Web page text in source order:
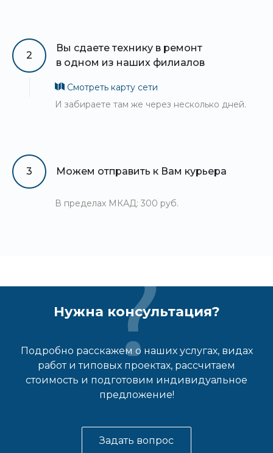
2
Вы сдаете технику в ремонт
в одном из наших филиалов
Смотреть карту сети
И забираете там же через несколько дней.
3 Можем отправить к Вам курьера
В пределах МКАД: 300 руб.
Нужна консультация?
Подробно расскажем о наших услугах, видах
работ и типовых проектах, рассчитаем
стоимость и подготовим индивидуальное
предложение!
Задать вопрос